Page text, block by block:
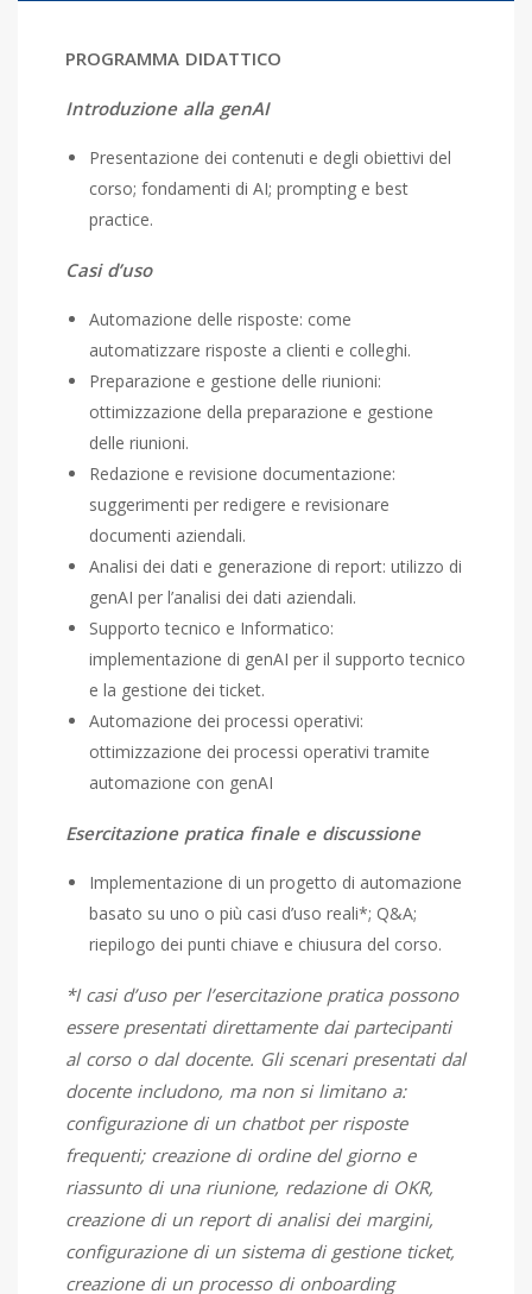
PROGRAMMA DIDATTICO
Introduzione alla genAI
Presentazione dei contenuti e degli obiettivi del
corso; fondamenti di AI; prompting e best
practice.
Casi d’uso
Automazione delle risposte: come
automatizzare risposte a clienti e colleghi.
Preparazione e gestione delle riunioni:
ottimizzazione della preparazione e gestione
delle riunioni.
Redazione e revisione documentazione:
suggerimenti per redigere e revisionare
documenti aziendali.
Analisi dei dati e generazione di report: utilizzo di
genAI per l’analisi dei dati aziendali.
Supporto tecnico e Informatico:
implementazione di genAI per il supporto tecnico
e la gestione dei ticket.
Automazione dei processi operativi:
ottimizzazione dei processi operativi tramite
automazione con genAI
Esercitazione pratica finale e discussione
Implementazione di un progetto di automazione
basato su uno o più casi d’uso reali*; Q&A;
riepilogo dei punti chiave e chiusura del corso.
*I casi d’uso per l’esercitazione pratica possono
essere presentati direttamente dai partecipanti
al corso o dal docente. Gli scenari presentati dal
docente includono, ma non si limitano a:
configurazione di un chatbot per risposte
frequenti; creazione di ordine del giorno e
riassunto di una riunione, redazione di OKR,
creazione di un report di analisi dei margini,
configurazione di un sistema di gestione ticket,
creazione di un processo di onboarding